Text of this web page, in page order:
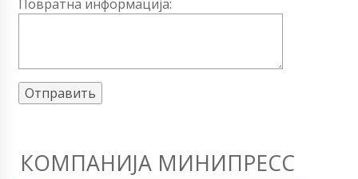
Повратна информација:
КОМПАНИЈА МИНИПРЕСС